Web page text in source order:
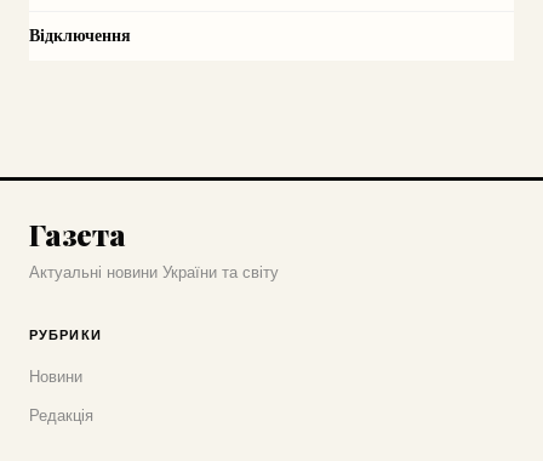
Відключення
Газета
Актуальні новини України та світу
РУБРИКИ
Новини
Редакція